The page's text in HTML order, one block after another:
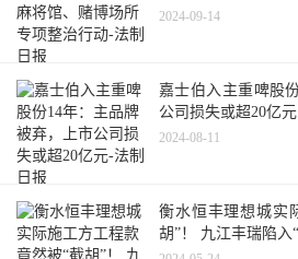
2024-09-14
嘉士伯入主重啤股
公司损失或超20亿元
2024-08-11
衡水恒丰理想城实
胡”！ 九江丰瑞陷入